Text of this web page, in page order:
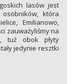
lasów jest
która
Emilianowo,
zauważyliśmy na
tuż obok płyty
jedynie resztki